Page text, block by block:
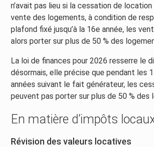
n’avait pas lieu si la cessation de
vente des logements, à condition de
plafond fixé jusqu’à la 16e année, les
alors porter sur plus de 50 % des
La loi de finances pour 2026 resserre le
désormais, elle précise que pendant les
années suivant le fait générateur, les
peuvent pas porter sur plus de 50 % des
En matière d’impôts
Révision des valeurs locatives